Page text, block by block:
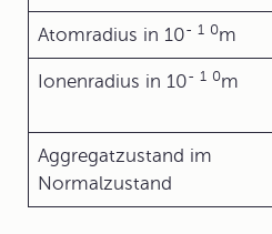
Atomradius in 10- 1 0m
Ionenradius in 10- 1 0m
Aggregatzustand im
Normalzustand